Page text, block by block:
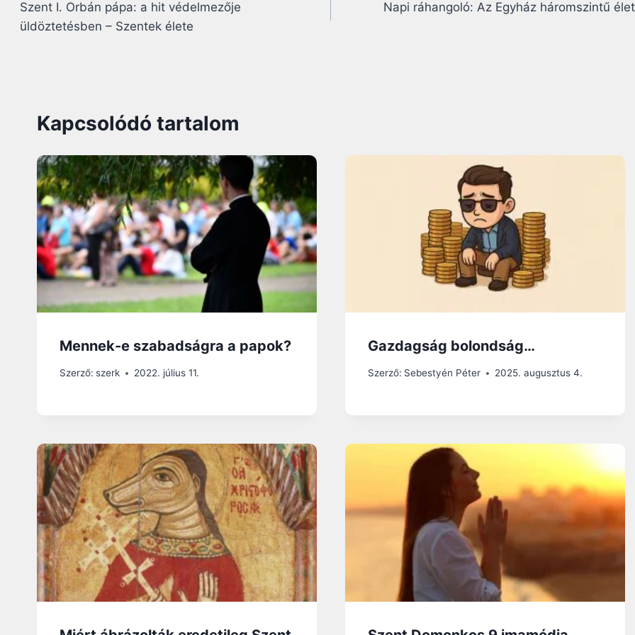
navigáció
Szent I. Orbán pápa: a hit védelmezője
üldöztetésben – Szentek élete
Napi ráhangoló: Az Egyház háromszintű
Kapcsolódó tartalom
Mennek-e szabadságra a papok?
Szerző: szerk 2022. július 11.
Gazdagság bolondság…
Szerző: Sebestyén Péter 2025. augusztus 4.